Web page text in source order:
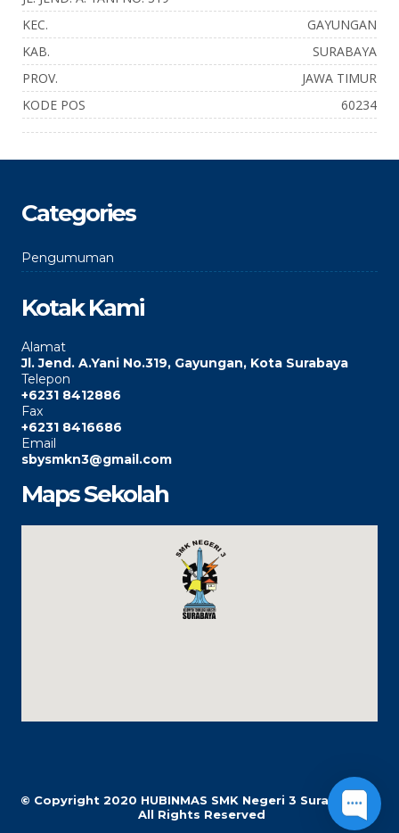
KEC.
GAYUNGAN
KAB.
SURABAYA
PROV.
JAWA TIMUR
KODE POS
60234
Categories
Pengumuman
Kotak Kami
Alamat
Jl. Jend. A.Yani No.319, Gayungan, Kota Surabaya
Telepon
+6231 8412886
Fax
+6231 8416686
Email
sbysmkn3@gmail.com
Maps Sekolah
© Copyright 2020 HUBINMAS SMK Negeri 3 Surabaya |
All Rights Reserved